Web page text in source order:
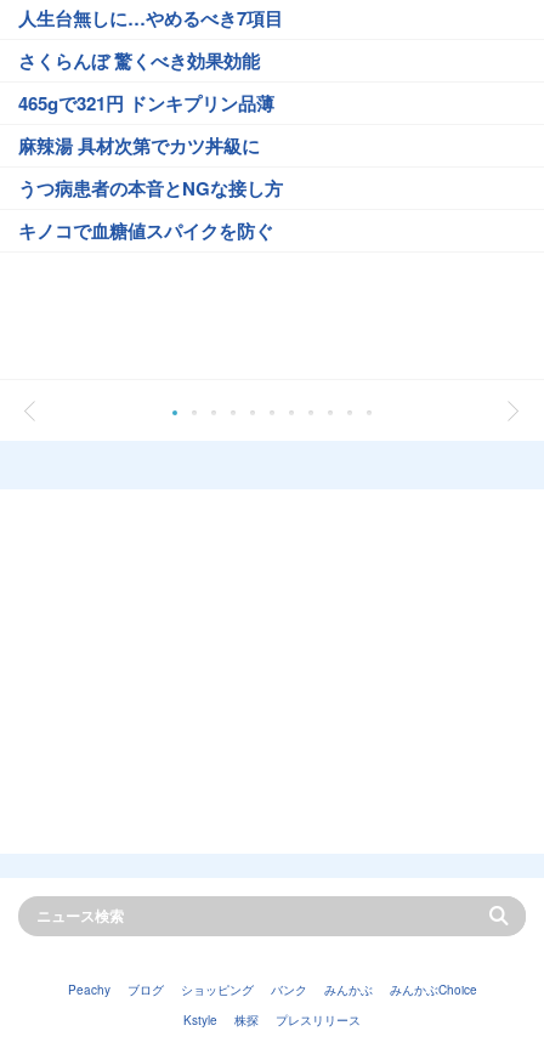
人生台無しに…やめるべき7項目
さくらんぼ 驚くべき効果効能
465gで321円 ドンキプリン品薄
麻辣湯 具材次第でカツ丼級に
うつ病患者の本音とNGな接し方
キノコで血糖値スパイクを防ぐ
Peachy ブログ ショッピング バンク みんかぶ
みんかぶChoice
Kstyle
株探 プレスリリース